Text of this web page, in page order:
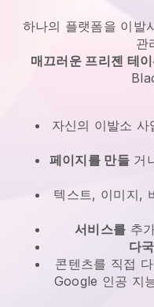
하나의 플랫폼을 이발
관
매끄러운 프리젠 테
자신의 이발소
페이지를 만들거
텍스트, 이미지,
서비스를 추
다
콘텐츠를 직접
Google 인공 지